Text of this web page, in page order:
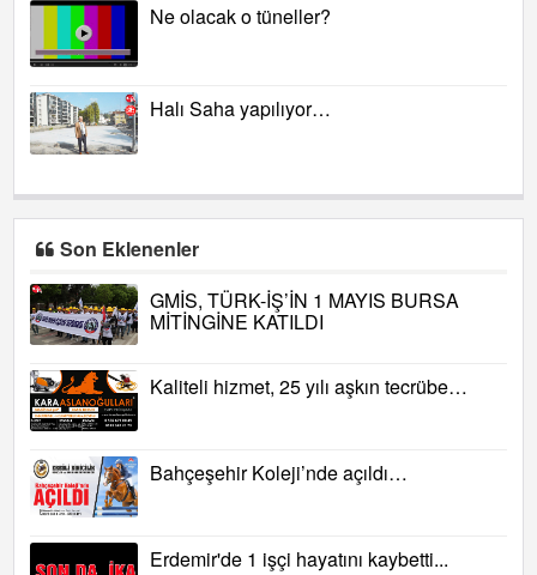
Ne olacak o tüneller?
Halı Saha yapılıyor…
Son Eklenenler
GMİS, TÜRK-İŞ’İN 1 MAYIS BURSA
MİTİNGİNE KATILDI
Kaliteli hizmet, 25 yılı aşkın tecrübe…
Bahçeşehir Koleji’nde açıldı…
Erdemir'de 1 işçi hayatını kaybetti...